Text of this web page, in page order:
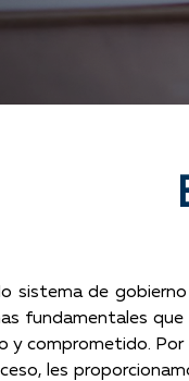
sistema de
fundamentales
y comprometido.
les